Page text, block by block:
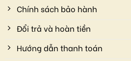
Chính sách bảo hành
Đổi trả và hoàn tiền
Hướng dẫn thanh toán